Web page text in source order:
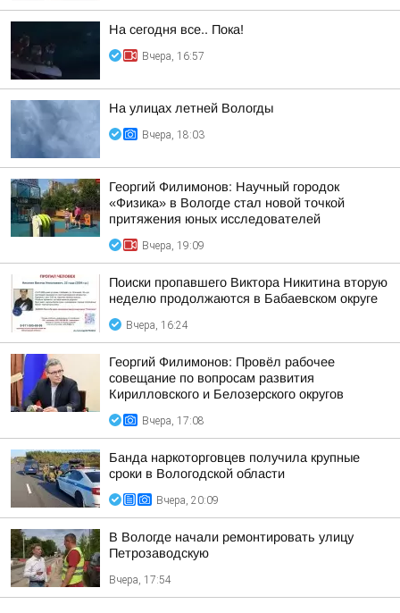
На сегодня все.. Пока!
Вчера, 16:57
На улицах летней Вологды
Вчера, 18:03
Георгий Филимонов: Научный городок
«Физика» в Вологде стал новой точкой
притяжения юных исследователей
Вчера, 19:09
Поиски пропавшего Виктора Никитина вторую
неделю продолжаются в Бабаевском округе
Вчера, 16:24
Георгий Филимонов: Провёл рабочее
совещание по вопросам развития
Кирилловского и Белозерского округов
Вчера, 17:08
Банда наркоторговцев получила крупные
сроки в Вологодской области
Вчера, 20:09
В Вологде начали ремонтировать улицу
Петрозаводскую
Вчера, 17:54